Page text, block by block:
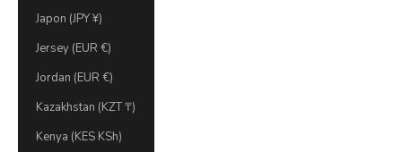
Japon (JPY ¥)
Jersey (EUR €)
Jordan (EUR €)
Kazakhstan (KZT ₸)
Kenya (KES KSh)